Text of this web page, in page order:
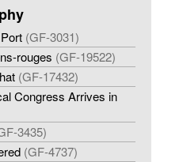
(GF-3031)
rouges (GF-19522)
(GF-17432)
Congress Arrives in
3435)
(GF-4737)